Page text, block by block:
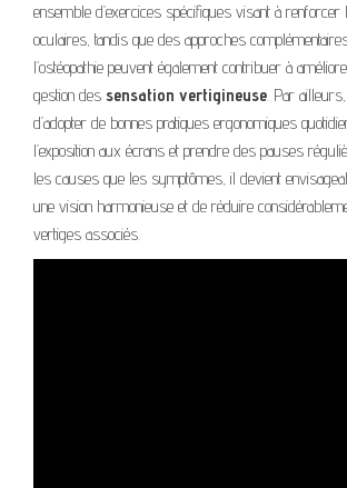
ensemble d’exercices spécifiques visant à
oculaires, tandis que des approches
l’ostéopathie peuvent également contribuer à
gestion des sensation vertigineuse. Par
d’adopter de bonnes pratiques ergonomiques
l’exposition aux écrans et prendre des pauses
les causes que les symptômes, il devient
une vision harmonieuse et de réduire
vertiges associés.